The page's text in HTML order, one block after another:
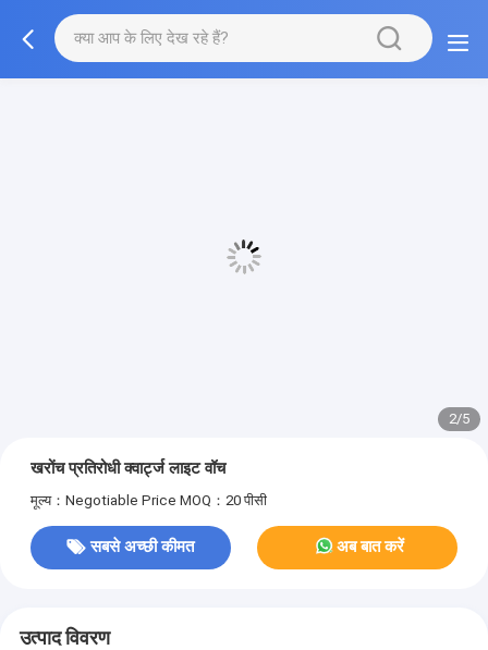
2/5
खरोंच प्रतिरोधी क्वार्ट्ज लाइट वॉच
मूल्य：Negotiable Price MOQ：20 पीसी
सबसे अच्छी कीमत अब बात करें
उत्पाद विवरण